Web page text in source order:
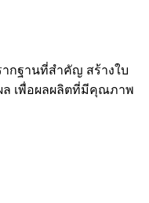
ากฐานที่สำคัญ สร้างใบ
ล เพื่อผลผลิตที่มีคุณภาพ